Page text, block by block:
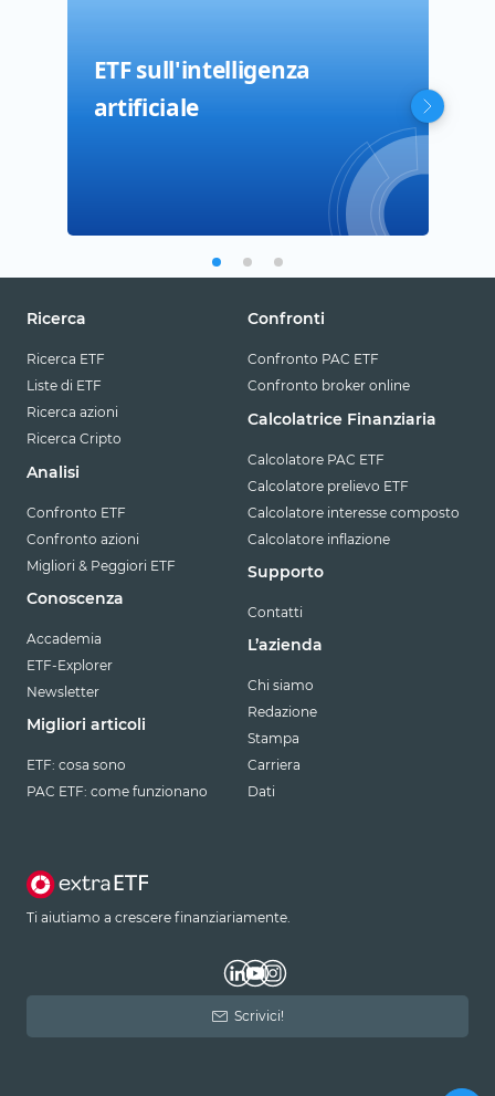
ETF sull'intelligenza
artificiale
Ricerca
Ricerca ETF
Liste di ETF
Ricerca azioni
Ricerca Cripto
Analisi
Confronto ETF
Confronto azioni
Migliori & Peggiori ETF
Conoscenza
Accademia
ETF-Explorer
Newsletter
Migliori articoli
ETF: cosa sono
PAC ETF: come funzionano
Confronti
Confronto PAC ETF
Confronto broker online
Calcolatrice Finanziaria
Calcolatore PAC ETF
Calcolatore prelievo ETF
Calcolatore interesse composto
Calcolatore inflazione
Supporto
Contatti
L’azienda
Chi siamo
Redazione
Stampa
Carriera
Dati
Ti aiutiamo a crescere finanziariamente.
Scrivici!